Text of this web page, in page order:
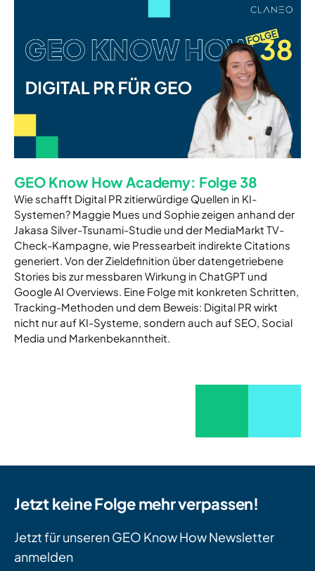
GEO Know How Academy: Folge 38
Wie schafft Digital PR zitierwürdige Quellen in KI-
Systemen? Maggie Mues und Sophie zeigen anhand der
Jakasa Silver-Tsunami-Studie und der MediaMarkt TV-
Check-Kampagne, wie Pressearbeit indirekte Citations
generiert. Von der Zieldefinition über datengetriebene
Stories bis zur messbaren Wirkung in ChatGPT und
Google AI Overviews. Eine Folge mit konkreten Schritten,
Tracking-Methoden und dem Beweis: Digital PR wirkt
nicht nur auf KI-Systeme, sondern auch auf SEO, Social
Media und Markenbekanntheit.
Jetzt keine Folge mehr verpassen!
Jetzt für unseren GEO Know How Newsletter
anmelden